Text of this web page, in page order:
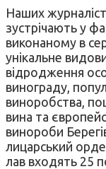
Наших
зустрічають у
виконаному в
унікальне
відродження
винограду,
виноробства,
вина та
винороби
лицарський
лав входять 25